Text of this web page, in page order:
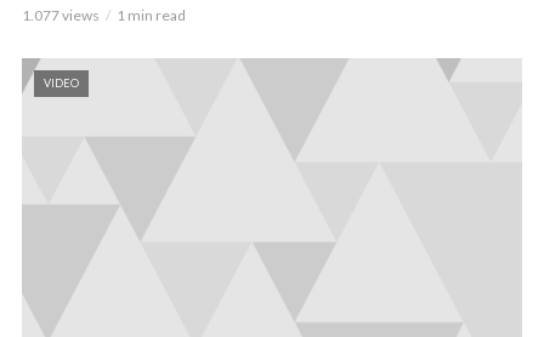
1.077 views 1 min read
VIDEO